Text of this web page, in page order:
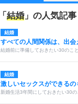
「 結婚」の人気記事
結婚
すべての人間関係は、出会
結婚前に準備しておきたい30のこと
結婚
激しいセックスができるの
新婚生活3年間にしておきたい30の